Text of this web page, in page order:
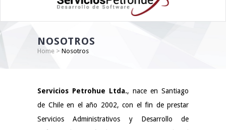
NOSOTROS
Home > Nosotros
Servicios Petrohue Ltda., nace en Santiago
de Chile en el año 2002, con el fin de prestar
Servicios Administrativos y Desarrollo de